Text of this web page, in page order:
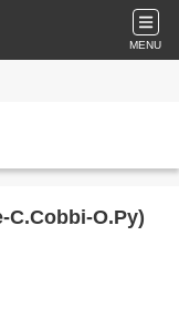
MENU
C.Cobbi-O.Py)